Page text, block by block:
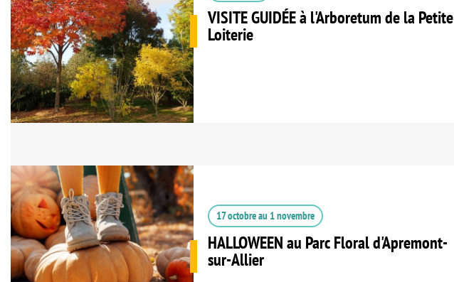
VISITE GUIDÉE à l'Arboretum de la Petite
Loiterie
17 octobreau 1 novembre
HALLOWEEN au Parc Floral d'Apremont-
sur-Allier